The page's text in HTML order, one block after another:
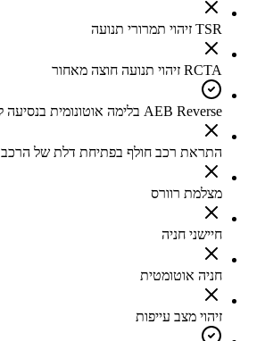
TSR זיהוי תמרורי תנועה
RCTA זיהוי תנועה חוצה מאחור
AEB Reverse בלימה אוטונומית בנסיעה לאחור
התראת רכב חולף בפתיחת דלת של הרכב
מצלמת רוורס
חיישני חניה
חניה אוטומטית
זיהוי מצב עייפות